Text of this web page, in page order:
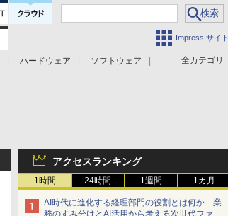
Impress サイト
全カテゴリ
ハードウェア
ソフトウェア
アクセスランキング
1時間 24時間 1週間 1カ月
AI時代に進化する経理部門の役割とは何か 業
務のすみ分けとAI活用から考える次世代ファイ